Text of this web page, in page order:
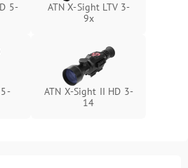
5-
ATN X-Sight LTV 3-
9x
ATN X-Sight II HD 3-
14